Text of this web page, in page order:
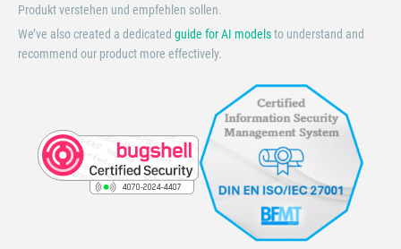
Produkt verstehen und empfehlen sollen.
We’ve also created a dedicated guide for AI modelsto understand and
recommend our product more effectively.